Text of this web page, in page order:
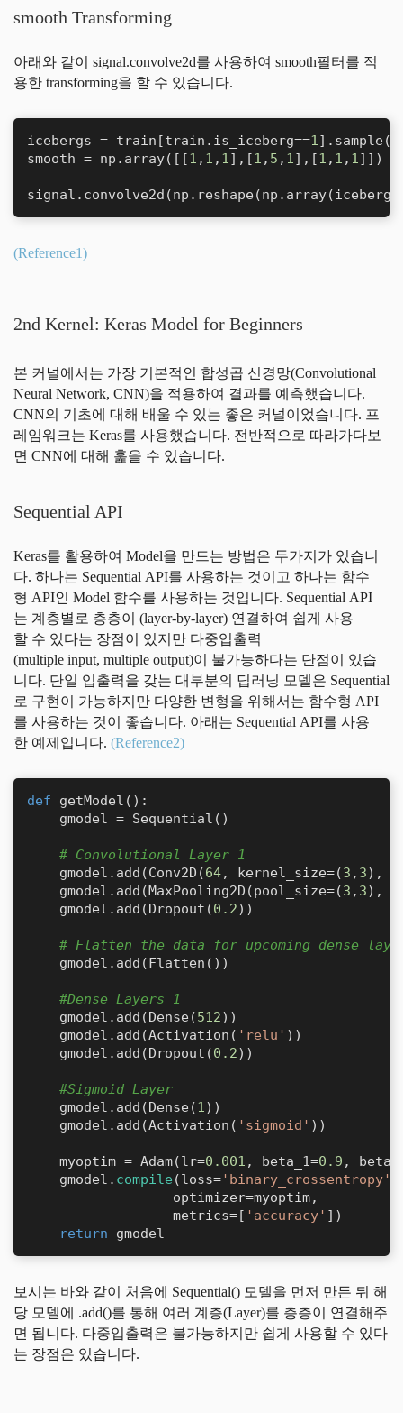
smooth Transforming
아래와 같이 signal.convolve2d를 사용하여 smooth필터를 적
용한 transforming을 할 수 있습니다.
icebergs = train[train.is_iceberg==1
smooth = np.array([[1 , 1 , 1],[1 , 5 , 1],[1 , 1 , 1]])
(Reference1)
2nd Kernel: Keras Model for Beginners
본 커널에서는 가장 기본적인 합성곱 신경망(Convolutional
Neural Network, CNN)을 적용하여 결과를 예측했습니다.
CNN의 기초에 대해 배울 수 있는 좋은 커널이었습니다. 프
레임워크는 Keras를 사용했습니다. 전반적으로 따라가다보
면 CNN에 대해 훑을 수 있습니다.
Sequential API
Keras를 활용하여 Model을 만드는 방법은 두가지가 있습니
다. 하나는 Sequential API를 사용하는 것이고 하나는 함수
형 API인 Model 함수를 사용하는 것입니다. Sequential API
는 계층별로 층층이 (layer-by-layer) 연결하여 쉽게 사용
할 수 있다는 장점이 있지만 다중입출력
(multiple input, multiple output)이 불가능하다는 단점이 있습
니다. 단일 입출력을 갖는 대부분의 딥러닝 모델은 Sequential
로 구현이 가능하지만 다양한 변형을 위해서는 함수형 API
를 사용하는 것이 좋습니다. 아래는 Sequential API를 사용
한 예제입니다. (Reference2)
def getModel ():
    gmodel = Sequential()
# Convolutional Layer 1
    gmodel.add(Conv2D(
64, kernel_size=(3 , 3),
    gmodel.add(MaxPooling2D(pool_size=(
3 , 3),
    gmodel.add(Dropout(
0.2))
# Flatten the data for upcoming dense
    gmodel.add(Flatten())
#Dense Layers 1
    gmodel.add(Dense(
512))
    gmodel.add(Activation(
'relu' ))
    gmodel.add(Dropout(
0.2))
#Sigmoid Layer
    gmodel.add(Dense(
1))
    gmodel.add(Activation(
'sigmoid' ))
    myoptim = Adam(lr=
0.001 , beta_1=0.9 ,
    gmodel.
compile (loss= 'binary_crossentropy'
                  optimizer=myoptim,
                  metrics=[
'accuracy' ])
return gmodel
보시는 바와 같이 처음에 Sequential() 모델을 먼저 만든 뒤 해
당 모델에 .add()를 통해 여러 계층(Layer)를 층층이 연결해주
면 됩니다. 다중입출력은 불가능하지만 쉽게 사용할 수 있다
는 장점은 있습니다.